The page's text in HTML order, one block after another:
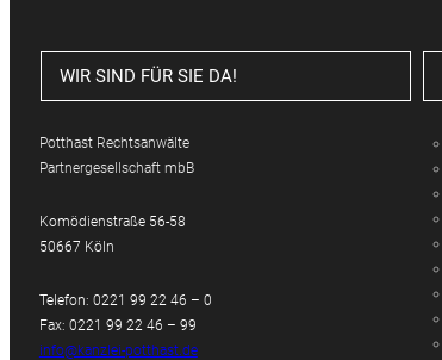
WIR SIND FÜR SIE DA!
Potthast Rechtsanwälte
Partnergesellschaft mbB
Komödienstraße 56-58
50667 Köln
Telefon: 0221 99 22 46 – 0
Fax: 0221 99 22 46 – 99
info@kanzlei-potthast.de